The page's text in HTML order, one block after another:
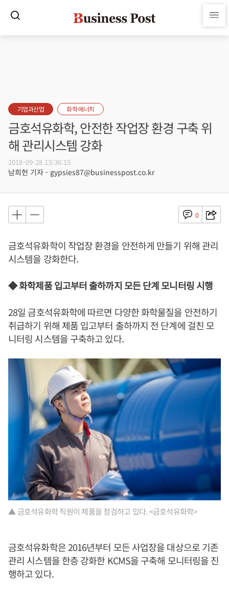
기업과산업 화학·에너지
금호석유화학, 안전한 작업장 환경 구축 위
해 관리시스템 강화
2018-09-28 15:36:15
남희헌 기자 - gypsies87@businesspost.co.kr
0
금호석유화학이 작업장 환경을 안전하게 만들기 위해 관리
시스템을 강화한다.
◆ 화학제품 입고부터 출하까지 모든 단계 모니터링 시행
28일 금호석유화학에 따르면 다양한 화학물질을 안전하기
취급하기 위해 제품 입고부터 출하까지 전 단계에 걸친 모
니터링 시스템을 구축하고 있다.
▲ 금호석유화학 직원이 제품을 점검하고 있다. <금호석유화학>
금호석유화학은 2016년부터 모든 사업장을 대상으로 기존
관리 시스템을 한층 강화한 KCMS을 구축해 모니터링을 진
행하고 있다.